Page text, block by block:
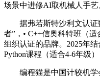
场景中进修AI取机械人手艺
据弗若斯特沙利文认证数
者”，• C++信奥科特班（
组织认证的品牌。2025年
Python课程（适合4-6年级
编程猫是中国计较机学会